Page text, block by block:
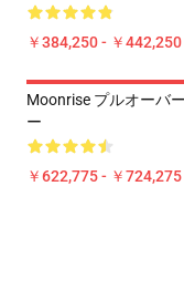
￥384,250 - ￥442,250
Moonrise プルオーバ
ー
￥622,775 - ￥724,275